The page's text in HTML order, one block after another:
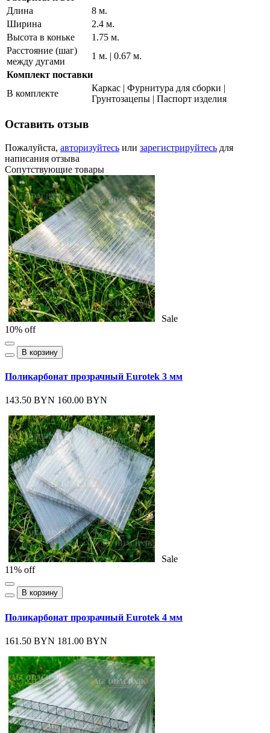
Длина
8 м.
Ширина
2.4 м.
Высота в коньке
1.75 м.
Расстояние (шаг)
между дугами
1 м. | 0.67 м.
Комплект поставки
В комплекте
Каркас | Фурнитура для сборки |
Грунтозацепы | Паспорт изделия
Оставить отзыв
Пожалуйста, авторизуйтесь или зарегистрируйтесь для
написания отзыва
Сопутствующие товары
Sale
10% off
В корзину
Поликарбонат прозрачный Eurotek 3 мм
143.50 BYN 160.00 BYN
Sale
11% off
В корзину
Поликарбонат прозрачный Eurotek 4 мм
161.50 BYN 181.00 BYN